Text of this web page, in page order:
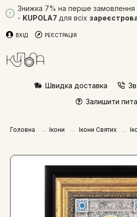
Знижка 7% на перше
- KUPOLA7 для всіх
ВХІД РЕЄСТРАЦІЯ
Швидка доставка
Залишити
Головна Ікони Ікони Святих